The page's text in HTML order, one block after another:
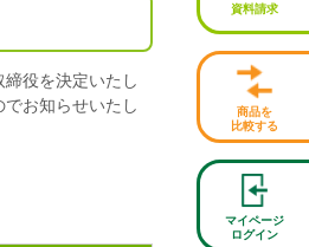
資料請求
商品を
比較する
マイページ
ログイン
役を決定いたし
お知らせいたし